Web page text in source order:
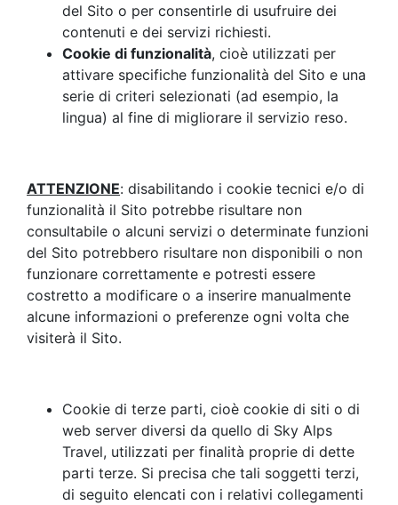
del Sito o per consentirle di usufruire dei
contenuti e dei servizi richiesti.
Cookie di funzionalità, cioè utilizzati per
attivare specifiche funzionalità del Sito e una
serie di criteri selezionati (ad esempio, la
lingua) al fine di migliorare il servizio reso.
ATTENZIONE: disabilitando i cookie tecnici e/o di
funzionalità il Sito potrebbe risultare non
consultabile o alcuni servizi o determinate funzioni
del Sito potrebbero risultare non disponibili o non
funzionare correttamente e potresti essere
costretto a modificare o a inserire manualmente
alcune informazioni o preferenze ogni volta che
visiterà il Sito.
Cookie di terze parti, cioè cookie di siti o di
web server diversi da quello di Sky Alps
Travel, utilizzati per finalità proprie di dette
parti terze. Si precisa che tali soggetti terzi,
di seguito elencati con i relativi collegamenti